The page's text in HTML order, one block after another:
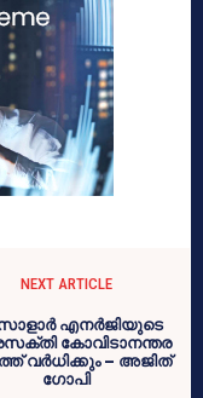
NEXT ARTICLE